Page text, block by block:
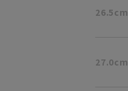
26.5cm
27.0cm